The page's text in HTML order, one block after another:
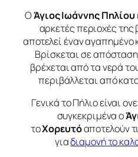
ΟΆγιος Ιωάννης Πηλίου
αρκετές περιοχές της
αποτελεί έναν αγαπημένο
Βρίσκεται σε
βρέχεται από τα νερά
περιβάλλεται από
Γενικά το Πήλιο είναι
συγκεκριμένα ο
τοΧορευτόαποτελούν
γιαδιαμονή το